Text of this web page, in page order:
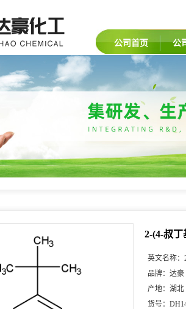
公司首页 公
2-(4-叔
英文名称：
品牌： 达豪
产地： 湖北
货号：